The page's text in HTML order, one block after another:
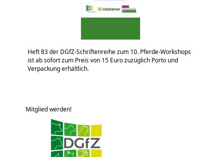
Heft 83 der DGfZ-Schriftenreihe zum 10. Pferde-Workshops
ist ab sofort zum Preis von 15 Euro zuzüglich Porto und
Verpackung erhältlich.
Mitglied werden!